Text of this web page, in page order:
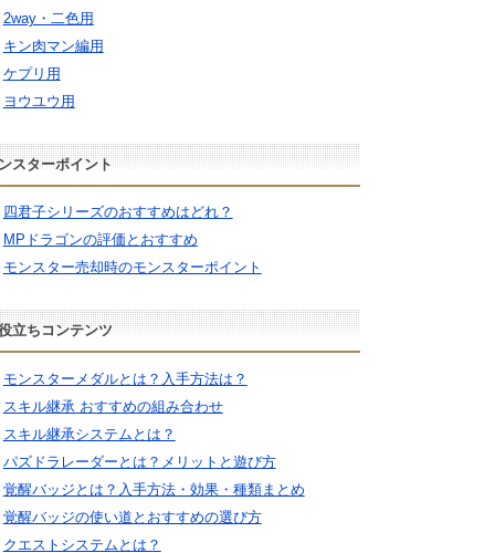
2way・二色用
キン肉マン編用
ケプリ用
ヨウユウ用
スターポイント
四君子シリーズのおすすめはどれ？
MPドラゴンの評価とおすすめ
モンスター売却時のモンスターポイント
立ちコンテンツ
モンスターメダルとは？入手方法は？
スキル継承 おすすめの組み合わせ
スキル継承システムとは？
パズドラレーダーとは？メリットと遊び方
覚醒バッジとは？入手方法・効果・種類まとめ
覚醒バッジの使い道とおすすめの選び方
クエストシステムとは？